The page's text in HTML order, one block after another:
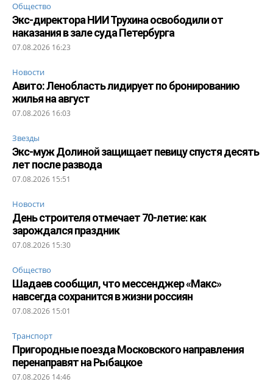
Общество
Экс-директора НИИ Трухина освободили от
наказания в зале суда Петербурга
07.08.2026 16:23
Новости
Авито: Ленобласть лидирует по бронированию
жилья на август
07.08.2026 16:03
Звезды
Экс-муж Долиной защищает певицу спустя десять
лет после развода
07.08.2026 15:51
Новости
День строителя отмечает 70-летие: как
зарождался праздник
07.08.2026 15:30
Общество
Шадаев сообщил, что мессенджер «Макс»
навсегда сохранится в жизни россиян
07.08.2026 15:01
Транспорт
Пригородные поезда Московского направления
перенаправят на Рыбацкое
07.08.2026 14:46